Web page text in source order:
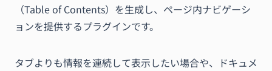
（Table of Contents）を生成し、ページ内ナビゲーシ
ョンを提供するプラグインです。
タブよりも情報を連続して表示したい場合や、ドキュメ